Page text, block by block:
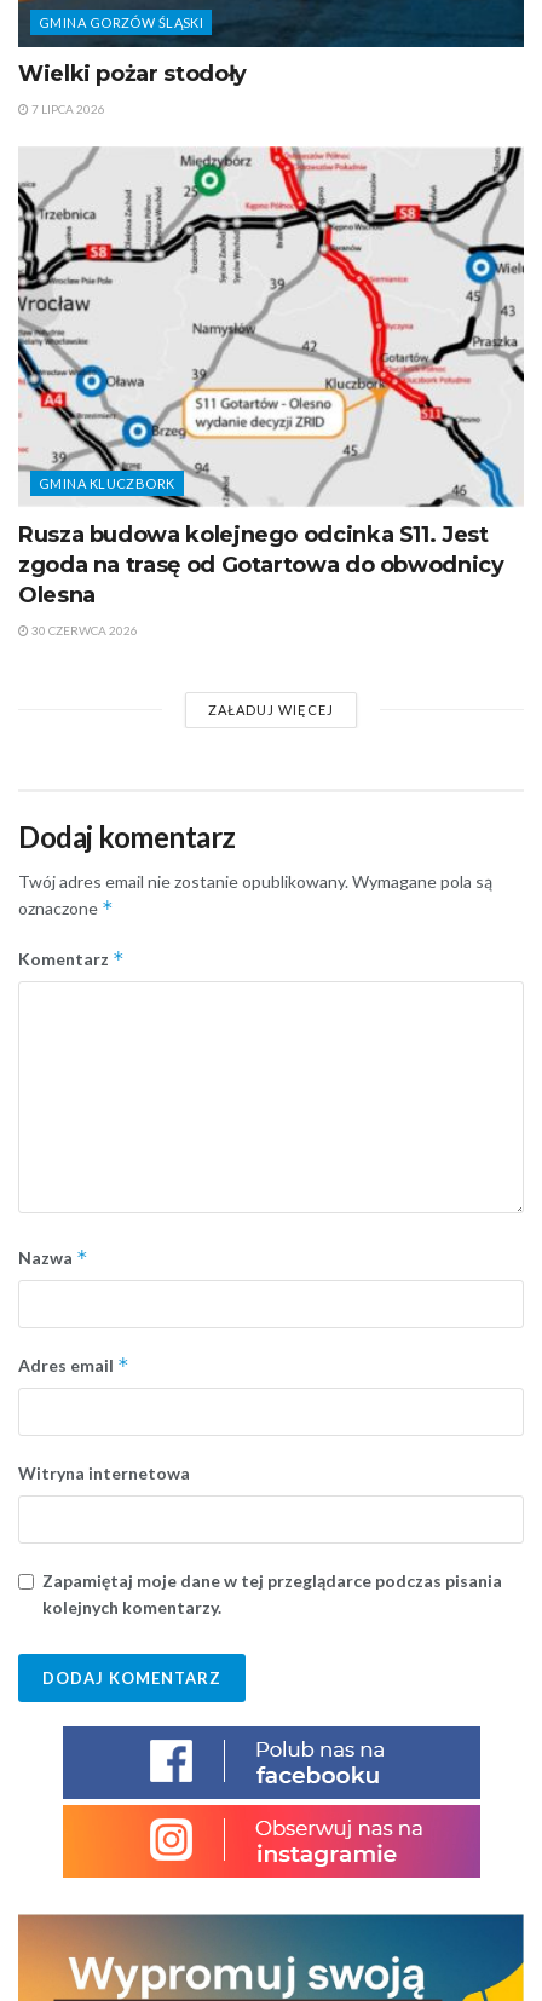
GMINA GORZÓW ŚLĄSKI
Wielki pożar stodoły
7 LIPCA 2026
GMINA KLUCZBORK
Rusza budowa kolejnego odcinka S11. Jest
zgoda na trasę od Gotartowa do obwodnicy
Olesna
30 CZERWCA 2026
ZAŁADUJ WIĘCEJ
Dodaj komentarz
Twój adres email nie zostanie opublikowany.Wymagane pola są
oznaczone *
Komentarz *
Nazwa *
Adres email *
Witryna internetowa
Zapamiętaj moje dane w tej przeglądarce podczas pisania
kolejnych komentarzy.